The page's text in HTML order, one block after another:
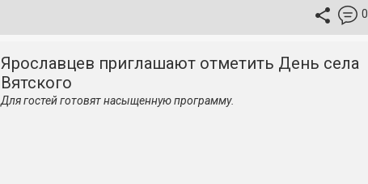
0
Ярославцев приглашают отметить День села
Вятского
Для гостей готовят насыщенную программу.